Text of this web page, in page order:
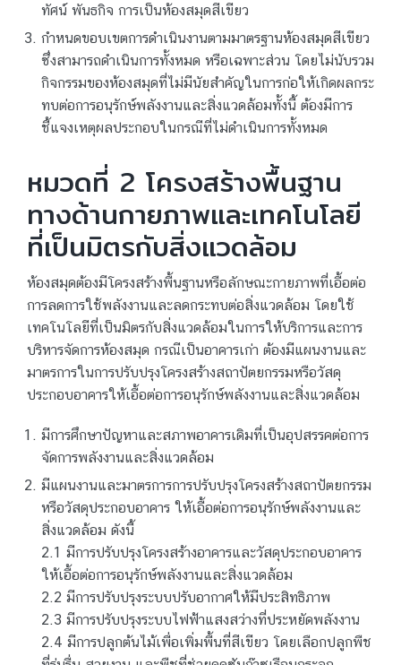
ทัศน์ พันธกิจ การเป็นห้องสมุดสีเขียว
กำหนดขอบเขตการดำเนินงานตามมาตรฐานห้องสมุดสีเขียว
ซึ่งสามารถดำเนินการทั้งหมด หรือเฉพาะส่วน โดยไม่นับรวม
กิจกรรมของห้องสมุดที่ไม่มีนัยสำคัญในการก่อให้เกิดผลกระ
ทบต่อการอนุรักษ์พลังงานและสิ่งแวดล้อมทั้งนี้ ต้องมีการ
ชี้แจงเหตุผลประกอบในกรณีที่ไม่ดำเนินการทั้งหมด
หมวดที่ 2 โครงสร้างพื้นฐาน
ทางด้านกายภาพและเทคโนโลยี
ที่เป็นมิตรกับสิ่งแวดล้อม
ห้องสมุดต้องมีโครงสร้างพื้นฐานหรือลักษณะกายภาพที่เอื้อต่อ
การลดการใช้พลังงานและลดกระทบต่อสิ่งแวดล้อม โดยใช้
เทคโนโลยีที่เป็นมิตรกับสิ่งแวดล้อมในการให้บริการและการ
บริหารจัดการห้องสมุด กรณีเป็นอาคารเก่า ต้องมีแผนงานและ
มาตรการในการปรับปรุงโครงสร้างสถาปัตยกรรมหรือวัสดุ
ประกอบอาคารให้เอื้อต่อการอนุรักษ์พลังงานและสิ่งแวดล้อม
มีการศึกษาปัญหาและสภาพอาคารเดิมที่เป็นอุปสรรคต่อการ
จัดการพลังงานและสิ่งแวดล้อม
มีแผนงานและมาตรการการปรับปรุงโครงสร้างสถาปัตยกรรม
หรือวัสดุประกอบอาคาร ให้เอื้อต่อการอนุรักษ์พลังงานและ
สิ่งแวดล้อม ดังนี้
2.1 มีการปรับปรุงโครงสร้างอาคารและวัสดุประกอบอาคาร
ให้เอื้อต่อการอนุรักษ์พลังงานและสิ่งแวดล้อม
2.2 มีการปรับปรุงระบบปรับอากาศให้มีประสิทธิภาพ
2.3 มีการปรับปรุงระบบไฟฟ้าแสงสว่างที่ประหยัดพลังงาน
2.4 มีการปลูกต้นไม้เพื่อเพิ่มพื้นที่สีเขียว โดยเลือกปลูกพืช